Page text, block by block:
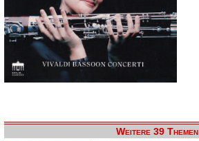
Weitere 39 Themen